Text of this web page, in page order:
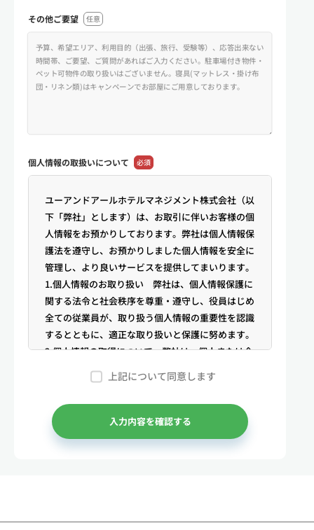
その他ご要望 任意
個人情報の取扱いについて 必須
ユーアンドアールホテルマネジメント株式会社（以
下「弊社」とします）は、お取引に伴いお客様の個
人情報をお預かりしております。弊社は個人情報保
護法を遵守し、お預かりしました個人情報を安全に
管理し、より良いサービスを提供してまいります。
1.個人情報のお取り扱い 弊社は、個人情報保護に
関する法令と社会秩序を尊重・遵守し、役員はじめ
全ての従業員が、取り扱う個人情報の重要性を認識
するとともに、適正な取り扱いと保護に努めます。
2.個人情報の取得について 弊社は、個人または企
業からの電話・メール等のお問合せや公開情報（登
記簿謄本、電話帳、インターネット掲載情報等）な
どから適法かつ公正な手段により個人情報を取得い
たします。
3.弊社が保有する個人情報 （1）マンスリー物件
メールアドレス、アカウントのIDおよびパスワー
上記について同意します
入力内容を確認する